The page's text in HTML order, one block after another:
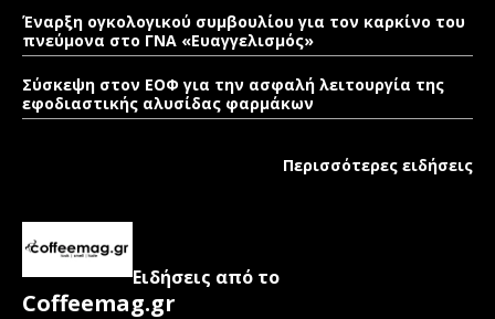
Έναρξη ογκολογικού συμβουλίου για τον καρκίνο του
πνεύμονα στο ΓΝΑ «Ευαγγελισμός»
Σύσκεψη στον ΕΟΦ για την ασφαλή λειτουργία της
εφοδιαστικής αλυσίδας φαρμάκων
Περισσότερες ειδήσεις
Ειδήσεις από το
Coffeemag.gr